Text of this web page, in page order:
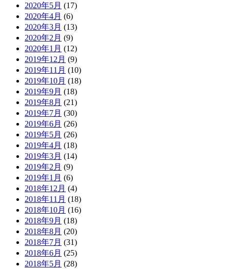
2020年5月 (17)
2020年4月 (6)
2020年3月 (13)
2020年2月 (9)
2020年1月 (12)
2019年12月 (9)
2019年11月 (10)
2019年10月 (18)
2019年9月 (18)
2019年8月 (21)
2019年7月 (30)
2019年6月 (26)
2019年5月 (26)
2019年4月 (18)
2019年3月 (14)
2019年2月 (9)
2019年1月 (6)
2018年12月 (4)
2018年11月 (18)
2018年10月 (16)
2018年9月 (18)
2018年8月 (20)
2018年7月 (31)
2018年6月 (25)
2018年5月 (28)